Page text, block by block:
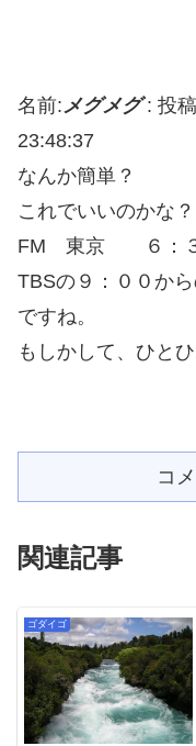
名前: メグメグ: 投
23:48:37
なんか簡単？
これでいいのかな？
FM 東京 ６：３
TBSの９：００か
ですね。
もしかして、ひと
コ
関連記事
ゴダイゴ